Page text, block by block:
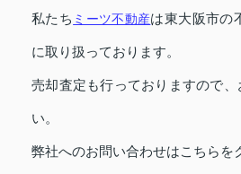
私たち ミーツ不動産は東大阪市の
に取り扱っております。
売却査定も行っておりますので、
い。
弊社へのお問い合わせはこちらを